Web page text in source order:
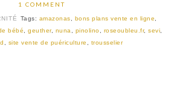
1 COMMENT
Tags: amazonas bons plans vente en ligne
bébé geuther, nuna pinolino roseoubleu.fr, sevi
site vente de puériculture trousselier